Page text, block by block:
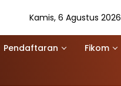
Kamis, 6 Agustus 2026
Pendaftaran Fikom